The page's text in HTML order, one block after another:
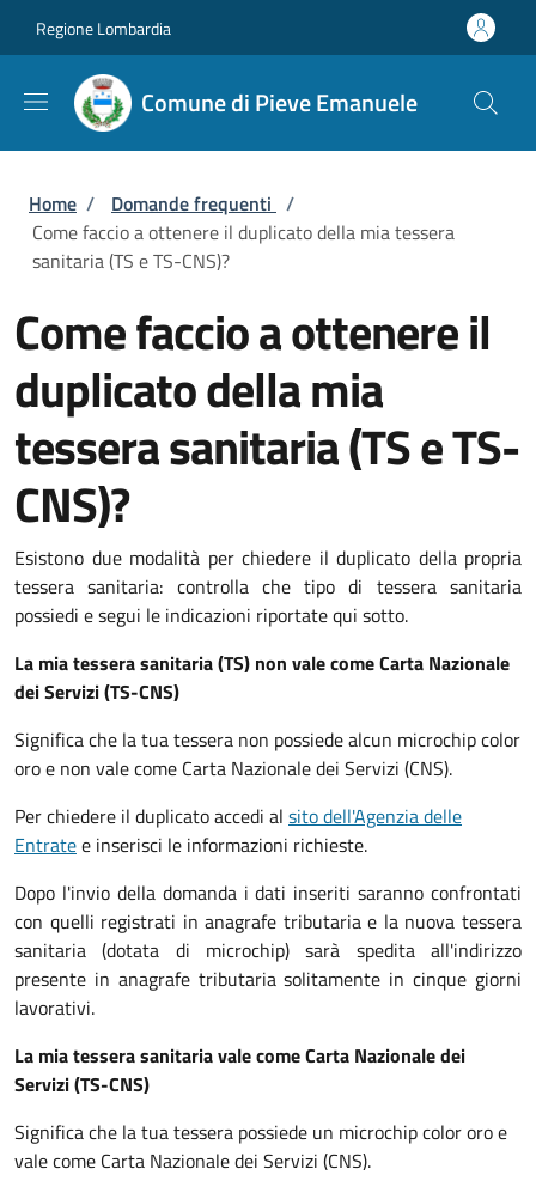
Regione Lombardia
Comune di Pieve Emanuele
Briciole di pane
Home / Domande frequenti /
Come faccio a ottenere il duplicato della mia tessera
sanitaria (TS e TS-CNS)?
Come faccio a ottenere il
duplicato della mia
tessera sanitaria (TS e TS-
CNS)?
Esistono due modalità per chiedere il duplicato della propria
tessera sanitaria: controlla che tipo di tessera sanitaria
possiedi e segui le indicazioni riportate qui sotto.
La mia tessera sanitaria (TS) non vale come Carta Nazionale
dei Servizi (TS-CNS)
Significa che la tua tessera non possiede alcun microchip color
oro e non vale come Carta Nazionale dei Servizi (CNS).
Per chiedere il duplicato accedi al sito dell'Agenzia delle
Entratee inserisci le informazioni richieste.
Dopo l'invio della domanda i dati inseriti saranno confrontati
con quelli registrati in anagrafe tributaria e la nuova tessera
sanitaria (dotata di microchip) sarà spedita all'indirizzo
presente in anagrafe tributaria solitamente in cinque giorni
lavorativi.
La mia tessera sanitaria vale come Carta Nazionale dei
Servizi (TS-CNS)
Significa che la tua tessera possiede un microchip color oro e
vale come Carta Nazionale dei Servizi (CNS).